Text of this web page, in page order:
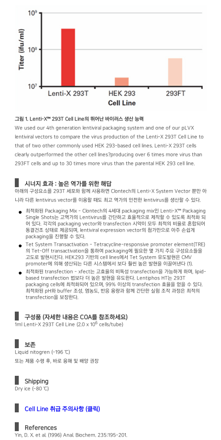
그림 1. Lenti-X™ 293T Cell Line의 뛰어난 바이러스 생산 능력
We used our 4th generation lentiviral packaging system and one of our pLVX
lentiviral vectors to compare the virus production of the Lenti-X 293T Cell Line to
that of two other commonly used HEK 293-based cell lines. Lenti-X 293T cells
clearly outperformed the other cell lines?producing over 6 times more virus than
293FT cells and up to 30 times more virus than the parental HEK 293 cell line.
시너지 효과 : 높은 역가를 위한 해답
아래의 구성요소를 293T 세포와 함께 사용하면 Clontech의 Lenti-X System Vector 뿐만 아
니라 다른 lentivirus vector를 이용할 때도 최고 역가의 안전한 lentivirus를 생산할 수 있다.
최적화된 Packaging Mix - Clontech의 4세대 packaging mix인 Lenti-X™ Packaging
Single Shots는 고역가의 Lentivirus를 간단하고 효율적으로 제작할 수 있도록 최적화 되
어 있다. 각각의 packaging vector와 transfection 시약이 모두 최적의 비율로 혼합되어
동결건조 상태로 제공되며, lentiviral expression vector의 첨가만으로 아주 손쉽게
packaging을 진행할 수 있다.
Tet System Transactivation - Tetracycline-responsive promoter element(TRE)
의 Tet-Off transactivation을 통하여 packaging에 필요한 몇 가지 주요 구성요소들을
고도로 발현시킨다. HEK293 기반의 cell lines에서 Tet System 유도발현은 CMV
promoter에 의해 생산되는 다른 시스템에서 보다 훨씬 높은 발현을 이끌어낸다 (1).
최적화된 transfection - xfect는 고효율의 비독성 transfection을 가능하게 하며, lipid-
based transfection 법보다 더 높은 발현을 유도한다. Lentiphos HT는 293T
packaging cells에 최적화되어 있으며, 99% 이상의 transfection 효율을 얻을 수 있다.
최적화된 pH와 buffer 조성, 염농도, 반응 용량과 함께 간단한 실험 조작 과정은 최적의
transfection을 보장한다.
구성품 (자세한 내용은 COA를 참조하세요)
1ml Lenti-X 293T Cell Line (2.0 x 106 cells/tube)
보존
Liquid nitogren (-196 ℃)
또는 제품 수령 후, 바로 융해 및 배양 권장
Shipping
Dry ice (-80 ℃)
Cell Line 취급 주의사항 (클릭)
References
Yin, D. X. et al. (1996) Anal. Biochem. 235:195-201.